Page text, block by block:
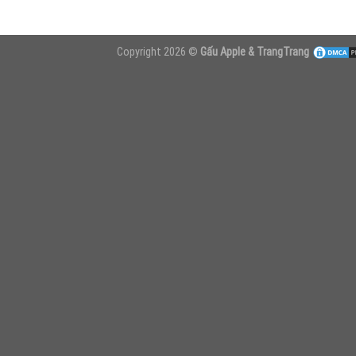
Copyright 2026 © Gấu Apple & TrangTrang